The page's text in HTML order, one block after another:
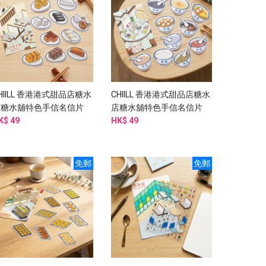
香港港式甜品店糖水
糖水舖特色手信名信片
張防水貼紙
49
CHIILL 香港港式甜品店糖水
店糖水舖特色手信名信片
+10張防水貼紙
HK$ 49
免郵 免郵